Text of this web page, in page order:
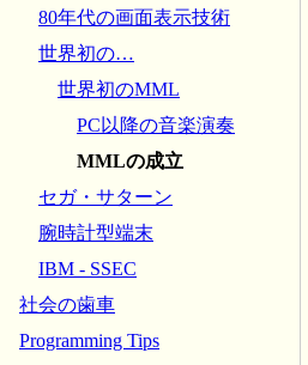
80年代の画面表示技術
世界初の…
世界初のMML
PC以降の音楽演奏
MMLの成立
セガ・サターン
腕時計型端末
IBM - SSEC
社会の歯車
Programming Tips